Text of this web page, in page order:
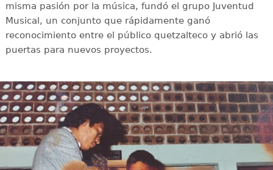
misma pasión por la música, fundó el grupo Juventud
Musical, un conjunto que rápidamente ganó
reconocimiento entre el público quetzalteco y abrió las
puertas para nuevos proyectos.